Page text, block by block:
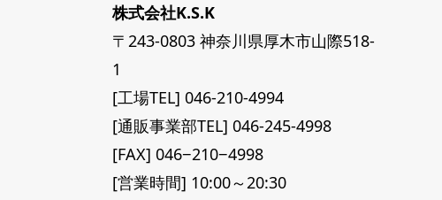
株式会社K.S.K
〒243-0803 神奈川県厚木市山際518-
1
[工場TEL] 046-210-4994
[通販事業部TEL] 046-245-4998
[FAX] 046−210−4998
[営業時間] 10:00～20:30